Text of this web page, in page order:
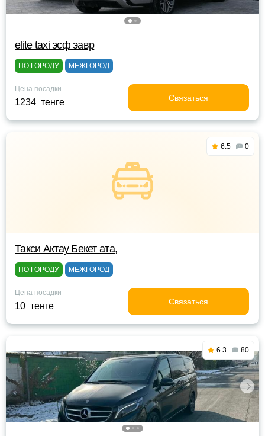
elite taxi эсф эавр
ПО ГОРОДУ МЕЖГОРОД
Цена посадки
1234 тенге Связаться
6.5 0
Такси Актау Бекет ата,
ПО ГОРОДУ МЕЖГОРОД
Цена посадки
10 тенге Связаться
6.3 80